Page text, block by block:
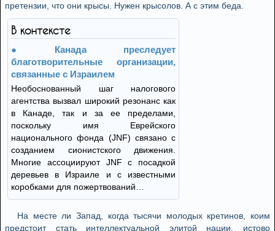
претензии, что они крысы. Нужен крысолов. А с этим беда.
В контексте
Канада преследует
благотворительные организации,
связанные с Израилем
Необоснованный шаг налогового
агентства вызвал широкий резонанс как
в Канаде, так и за ее пределами,
поскольку имя Еврейского
национального фонда (JNF) связано с
созданием сионистского движения.
Многие ассоциируют JNF с посадкой
деревьев в Израиле и с известными
коробками для пожертвований…
На месте ли Запад, когда тысячи молодых кретинов, коим
предстоит стать интеллектуальной элитой нации, истово